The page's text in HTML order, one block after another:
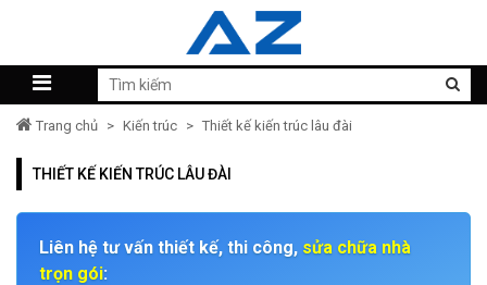
Trang chủ > Kiến trúc > Thiết kế kiến trúc lâu đài
THIẾT KẾ KIẾN TRÚC LÂU ĐÀI
Liên hệ tư vấn thiết kế, thi công, sửa chữa nhà
trọn gói: